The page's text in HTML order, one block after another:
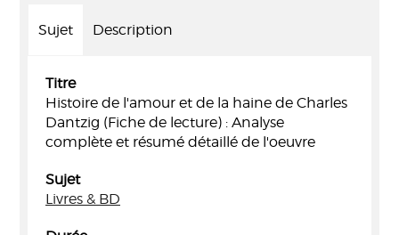
Sujet Description
Titre
Histoire de l'amour et de la haine de Charles
Dantzig (Fiche de lecture) : Analyse
complète et résumé détaillé de l'oeuvre
Sujet
Livres & BD